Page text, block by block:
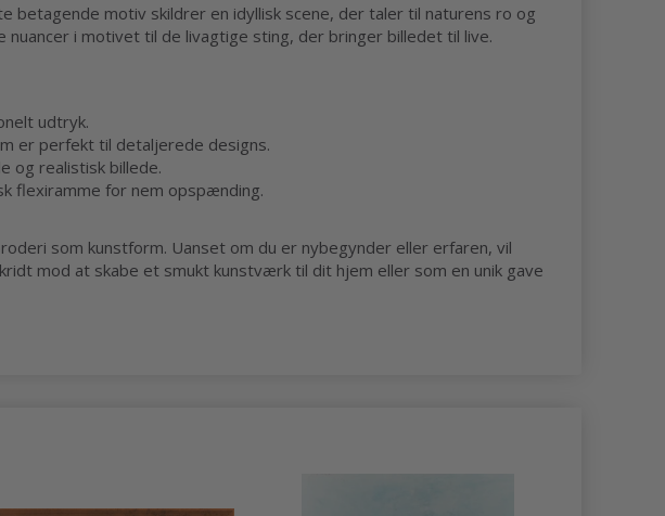
betagende motiv skildrer en idyllisk scene, der taler til naturens ro og
i motivet til de livagtige sting, der bringer billedet til live.
udtryk.
er perfekt til detaljerede designs.
og realistisk billede.
flexiramme for nem opspænding.
som kunstform. Uanset om du er nybegynder eller erfaren, vil
mod at skabe et smukt kunstværk til dit hjem eller som en unik gave